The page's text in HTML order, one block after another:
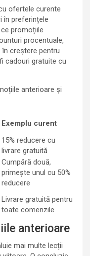
ofertele curente
în preferințele
promoțiile
procentuale,
creștere pentru
cadouri gratuite cu
anterioare și
Exemplu curent
15% reducere cu
livrare gratuită
Cumpără două,
primește unul cu 50%
reducere
Livrare gratuită pentru
toate comenzile
anterioare
mai multe lecții